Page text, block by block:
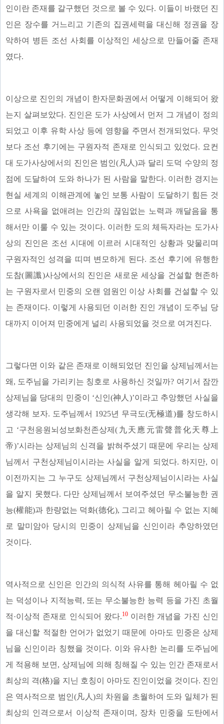
인이란 존재를 갈구했던 것으로 볼 수 있다. 이들이 바랬던 진
인은 장수를 거느리고 기존의 집권세력을 대신해 정권을 장
악하여 병든 조선 사회를 이상적인 세상으로 만들어줄 존재
였다.
이상으로 진인의 개념이 한자문화권에서 어떻게 이해되어 왔
는지 살펴보았다. 진인은 도가 사상에서 먼저 그 개념이 정의
되었고 이후 유학 사상 등에 영향을 주면서 전개되었다. 무엇
보다 조선 후기에는 구원자적 존재로 인식되고 있었다. 요컨
대 도가사상에서의 진인은 범인(凡人)과 달리 도덕 수양의 정
점에 도달하여 도와 하나가 된 사람을 말한다. 이러한 경지는
현실 세계의 이해관계에 놓인 보통 사람이 도달하기 힘든 것
으로 사욕을 없애려는 인간의 끊임없는 노력과 깨달음을 통
해서만 이룰 수 있는 것이다. 이러한 도의 체득자라는 도가사
상의 진인은 조선 시대에 이르러 시대적인 상황과 맞물리며
구원자적인 성격을 띠며 변모하게 된다. 조선 후기에 유행한
도참(圖讖)사상에서의 진인은 새로운 세상을 건설할 현존하
는 구원자로서 민중의 오랜 염원인 이상 사회를 건설할 수 있
는 존재이다. 이렇게 사용되던 이러한 진인 개념이 도주님 당
대까지 이어져 민중에게 널리 사용되었을 것으로 여겨진다.
그렇다면 이와 같은 존재로 이해되었던 진인을 상제님께서는
왜, 도주님을 가리키는 칭호로 사용하신 것일까? 여기서 잠깐
상제님을 당대의 민중이 ‘신인(神人)’이라고 추앙했던 사실을
생각해 보자. 도주님께서 1925년 무극도(无極道)를 창도하시
고 ‘구천응원뇌성보화천존상제(九天應元雷聲普化天尊上
帝)’시라는 상제님의 신격을 밝혀주셨기 때문에 우리는 상제
님께서 구천상제님이시라는 사실을 알게 되었다. 하지만, 이
이전까지는 그 누구도 상제님께서 구천상제님이시라는 사실
을 알지 못했다. 다만 상제님께서 보여주셨던 무소불능한 권
능(權能)과 한량없는 덕화(德化), 그리고 헤아릴 수 없는 지혜
로 말미암아 당시의 민중이 상제님을 신인이라 추앙하였던
것이다.
역사적으로 신인은 인간의 의식적 사유를 통해 헤아릴 수 없
는 덕성이나 지적능력, 또는 무소불능한 능력 등을 가진 초월
적·이상적 존재로 인식되어 왔다.10이러한 개념을 가진 신인
을 대신할 적절한 언어가 없었기 때문에 아마도 민중은 상제
님을 신인이라 칭했을 것이다. 이와 유사한 논리를 도주님에
게 적용해 보면, 상제님에 의해 칭해질 수 있는 인간 존재로서
최상의 격(格)을 지닌 호칭이 아마도 진인이었을 것이다. 진인
은 역사적으로 범인(凡人)의 차원을 초월하여 도와 일체가 된
최상의 인격으로서 이상적 존재이며, 장차 민중을 도탄에서